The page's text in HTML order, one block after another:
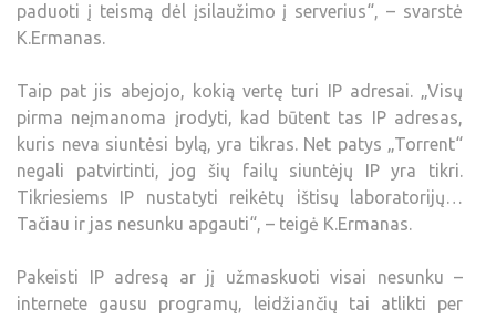
paduoti į teismą dėl įsilaužimo į serverius“, – svarstė
K.Ermanas.
Taip pat jis abejojo, kokią vertę turi IP adresai. „Visų
pirma neįmanoma įrodyti, kad būtent tas IP adresas,
kuris neva siuntėsi bylą, yra tikras. Net patys „Torrent“
negali patvirtinti, jog šių failų siuntėjų IP yra tikri.
Tikriesiems IP nustatyti reikėtų ištisų laboratorijų…
Tačiau ir jas nesunku apgauti“, – teigė K.Ermanas.
Pakeisti IP adresą ar jį užmaskuoti visai nesunku –
internete gausu programų, leidžiančių tai atlikti per